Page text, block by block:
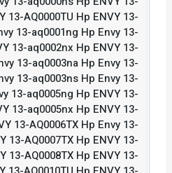
13-AQ0000TU Hp ENVY 13-
13-aq0001ng Hp Envy 13-
13-aq0002nx Hp ENVY 13-
13-aq0003na Hp Envy 13-
13-aq0003ns Hp Envy 13-
13-aq0005ng Hp ENVY 13-
13-aq0005nx Hp ENVY 13-
13-AQ0006TX Hp Envy 13-
13-AQ0007TX Hp ENVY 13-
13-AQ0008TX Hp ENVY 13-